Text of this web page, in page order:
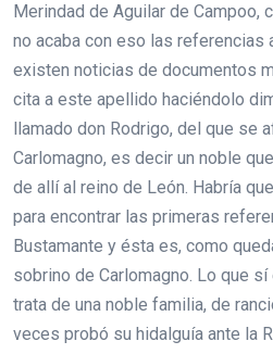
Merindad de Aguilar de Campoo,
no acaba con eso las referencias
existen noticias de documentos
cita a este apellido haciéndolo
llamado don Rodrigo, del que se
Carlomagno, es decir un noble
de allí al reino de León. Habría
para encontrar las primeras
Bustamante y ésta es, como
sobrino de Carlomagno. Lo que
trata de una noble familia, de
veces probó su hidalguía ante la